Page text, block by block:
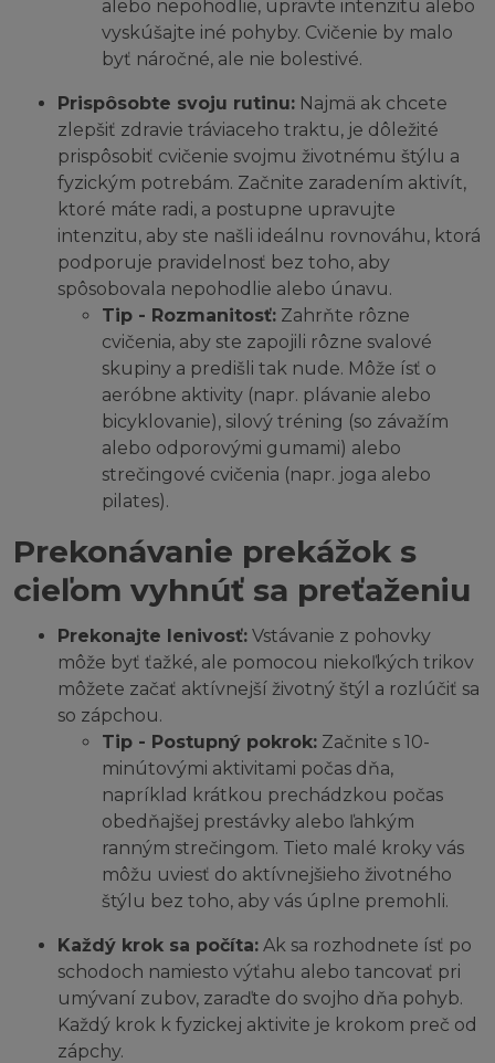
alebo nepohodlie, upravte intenzitu alebo
vyskúšajte iné pohyby. Cvičenie by malo
byť náročné, ale nie bolestivé.
Prispôsobte svoju rutinu: Najmä ak chcete
zlepšiť zdravie tráviaceho traktu, je dôležité
prispôsobiť cvičenie svojmu životnému štýlu a
fyzickým potrebám. Začnite zaradením aktivít,
ktoré máte radi, a postupne upravujte
intenzitu, aby ste našli ideálnu rovnováhu, ktorá
podporuje pravidelnosť bez toho, aby
spôsobovala nepohodlie alebo únavu.
Tip - Rozmanitosť: Zahrňte rôzne
cvičenia, aby ste zapojili rôzne svalové
skupiny a predišli tak nude. Môže ísť o
aeróbne aktivity (napr. plávanie alebo
bicyklovanie), silový tréning (so závažím
alebo odporovými gumami) alebo
strečingové cvičenia (napr. joga alebo
pilates).
Prekonávanie prekážok s
cieľom vyhnúť sa preťaženiu
Prekonajte lenivosť: Vstávanie z pohovky
môže byť ťažké, ale pomocou niekoľkých trikov
môžete začať aktívnejší životný štýl a rozlúčiť sa
so zápchou.
Tip - Postupný pokrok: Začnite s 10-
minútovými aktivitami počas dňa,
napríklad krátkou prechádzkou počas
obedňajšej prestávky alebo ľahkým
ranným strečingom. Tieto malé kroky vás
môžu uviesť do aktívnejšieho životného
štýlu bez toho, aby vás úplne premohli.
Každý krok sa počíta: Ak sa rozhodnete ísť po
schodoch namiesto výťahu alebo tancovať pri
umývaní zubov, zaraďte do svojho dňa pohyb.
Každý krok k fyzickej aktivite je krokom preč od
zápchy.